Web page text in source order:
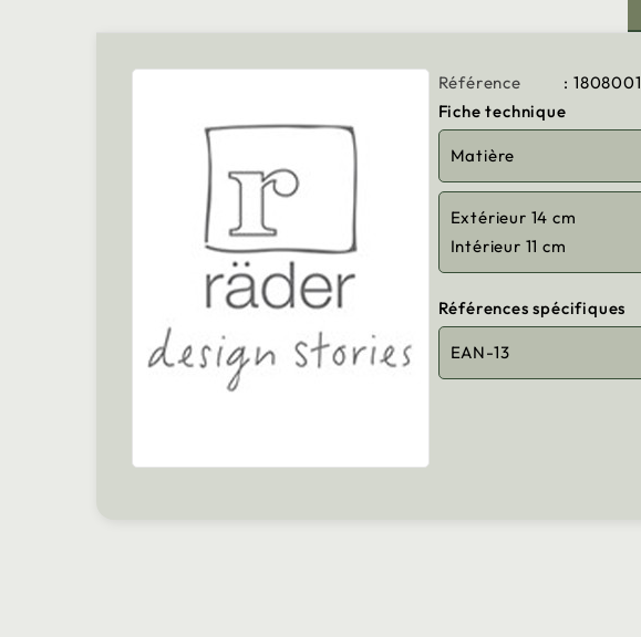
Référence
: 1808001
Fiche technique
Matière
Extérieur 14 cm
Intérieur 11 cm
Références spécifiques
EAN-13